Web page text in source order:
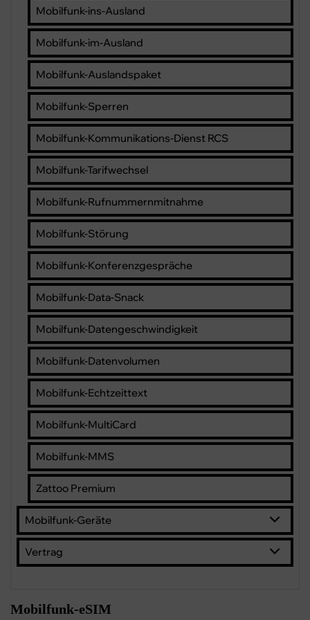
Mobilfunk-ins-Ausland
Mobilfunk-im-Ausland
Mobilfunk-Auslandspaket
Mobilfunk-Sperren
Mobilfunk-Kommunikations-Dienst RCS
Mobilfunk-Tarifwechsel
Mobilfunk-Rufnummernmitnahme
Mobilfunk-Störung
Mobilfunk-Konferenzgespräche
Mobilfunk-Data-Snack
Mobilfunk-Datengeschwindigkeit
Mobilfunk-Datenvolumen
Mobilfunk-Echtzeittext
Mobilfunk-MultiCard
Mobilfunk-MMS
Zattoo Premium
Mobilfunk-Geräte
Vertrag
Mobilfunk-eSIM